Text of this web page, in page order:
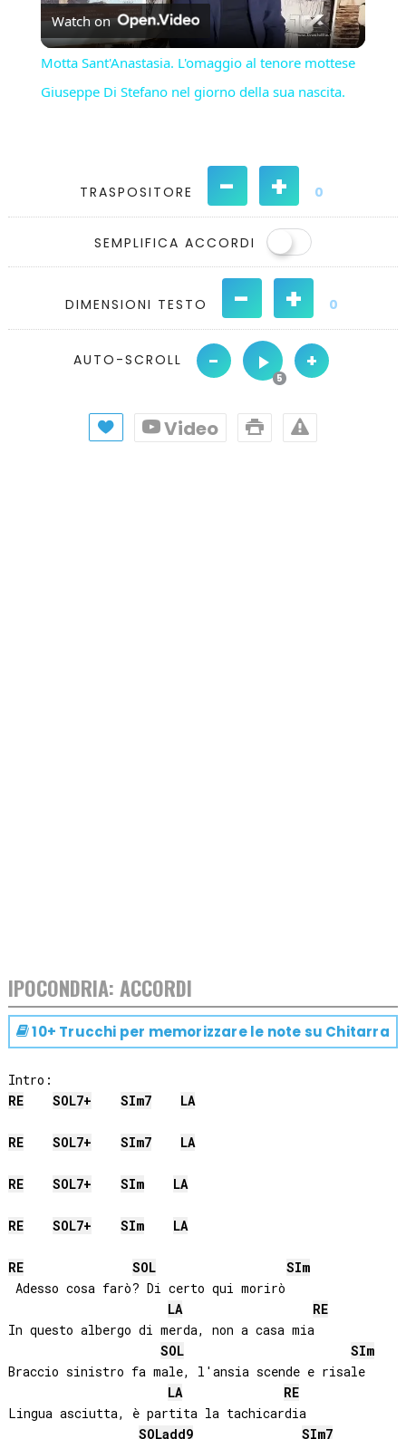
Video
Watch on
Motta Sant'Anastasia. L'omaggio al tenore mottese
Giuseppe Di Stefano nel giorno della sua nascita.
TRASPOSITORE - + 0
SEMPLIFICA ACCORDI
DIMENSIONI TESTO - + 0
AUTO-SCROLL - +
Video
IPOCONDRIA: ACCORDI
10+ Trucchi per memorizzare le note su Chitarra
RE
SOL7+ SIm7 LA
RE SOL7+ SIm7 LA
RE SOL7+ SIm LA
RE SOL7+ SIm LA
RE SOL SIm
Adesso cosa farò? Di certo qui morirò
LA
RE
In questo albergo di merda, non a casa mia
SOL
SIm
Braccio sinistro fa male, l'ansia scende e risale
LA
RE
Lingua asciutta, è partita la tachicardia
SOLadd9 SIm7